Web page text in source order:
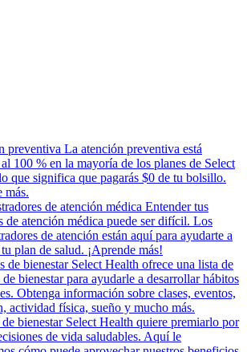
preventiva La atención preventiva está
100 % en la mayoría de los planes de Select
que significa que pagarás $0 de tu bolsillo.
más.
de atención médica Entender tus
de atención médica puede ser difícil. Los
de atención están aquí para ayudarte a
plan de salud. ¡Aprende más!
de bienestar Select Health ofrece una lista de
de bienestar para ayudarle a desarrollar hábitos
Obtenga información sobre clases, eventos,
actividad física, sueño y mucho más.
bienestar Select Health quiere premiarlo por
de vida saludables. Aquí le